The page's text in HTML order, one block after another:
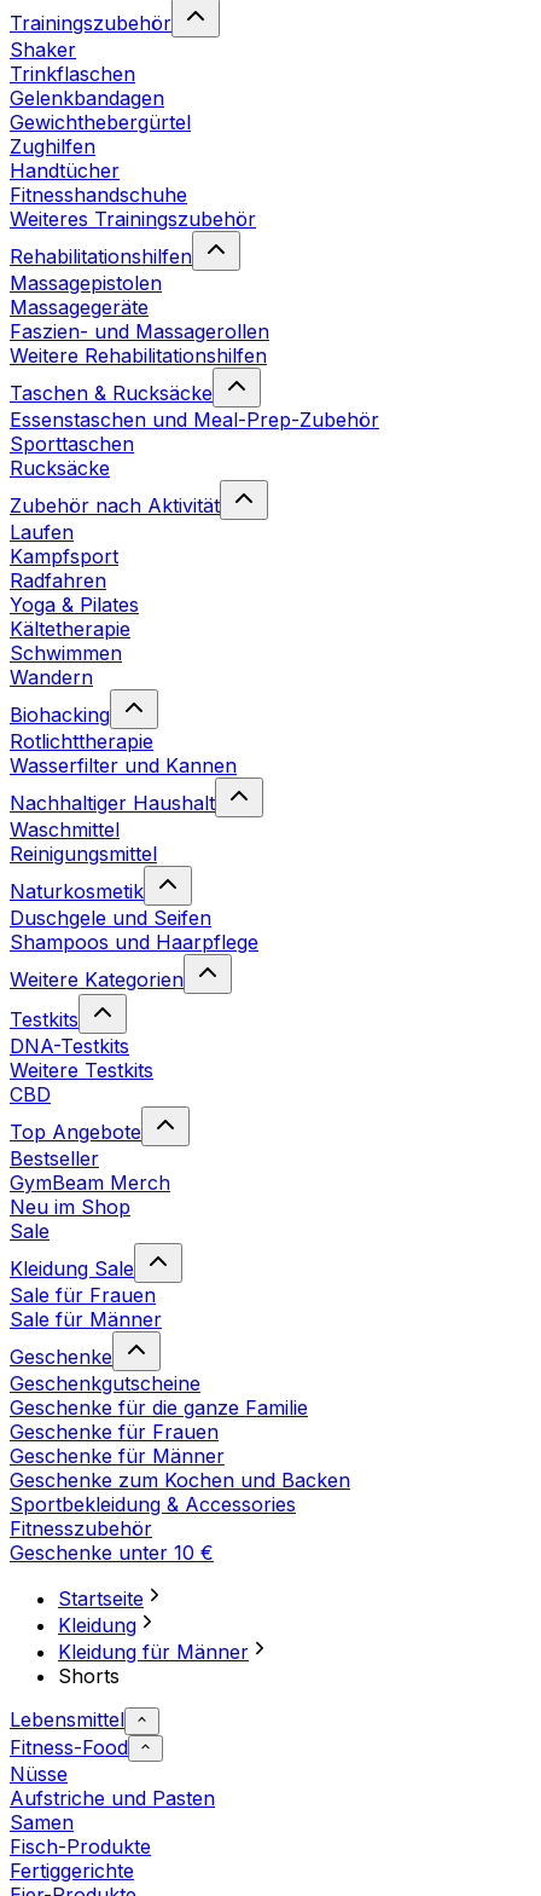
Trainingszubehör
Shaker
Trinkflaschen
Gelenkbandagen
Gewichthebergürtel
Zughilfen
Handtücher
Fitnesshandschuhe
Weiteres Trainingszubehör
Rehabilitationshilfen
Massagepistolen
Massagegeräte
Faszien- und Massagerollen
Weitere Rehabilitationshilfen
Taschen & Rucksäcke
Essenstaschen und Meal-Prep-Zubehör
Sporttaschen
Rucksäcke
Zubehör nach Aktivität
Laufen
Kampfsport
Radfahren
Yoga & Pilates
Kältetherapie
Schwimmen
Wandern
Biohacking
Rotlichttherapie
Wasserfilter und Kannen
Nachhaltiger Haushalt
Waschmittel
Reinigungsmittel
Naturkosmetik
Duschgele und Seifen
Shampoos und Haarpflege
Weitere Kategorien
Testkits
DNA-Testkits
Weitere Testkits
CBD
Top Angebote
Bestseller
GymBeam Merch
Neu im Shop
Sale
Kleidung Sale
Sale für Frauen
Sale für Männer
Geschenke
Geschenkgutscheine
Geschenke für die ganze Familie
Geschenke für Frauen
Geschenke für Männer
Geschenke zum Kochen und Backen
Sportbekleidung & Accessories
Fitnesszubehör
Geschenke unter 10 €
Startseite
Kleidung
Kleidung für Männer
Shorts
Lebensmittel
Fitness-Food
Nüsse
Aufstriche und Pasten
Samen
Fisch-Produkte
Fertiggerichte